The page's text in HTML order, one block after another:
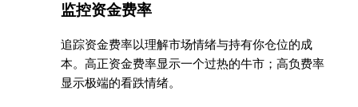
监控资金费率
追踪资金费率以理解市场情绪与持有你仓位的成
本。高正资金费率显示一个过热的牛市；高负费率
显示极端的看跌情绪。